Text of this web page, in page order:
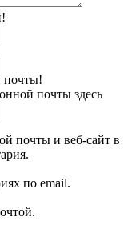
почты!
почты здесь
почты и веб-сайт в
по email.